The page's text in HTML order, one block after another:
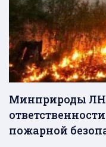
Минприроды
пожарной